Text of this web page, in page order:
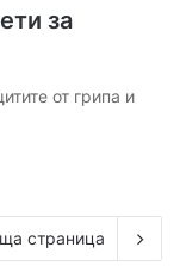
за
от грипа и
страница